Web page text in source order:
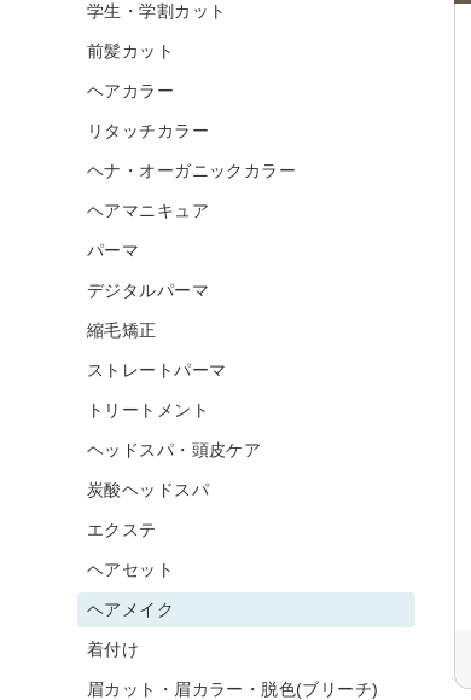
学生・学割カット
前髪カット
ヘアカラー
リタッチカラー
ヘナ・オーガニックカラー
ヘアマニキュア
パーマ
デジタルパーマ
縮毛矯正
ストレートパーマ
トリートメント
ヘッドスパ・頭皮ケア
炭酸ヘッドスパ
エクステ
ヘアセット
ヘアメイク
着付け
眉カット・眉カラー・脱色(ブリーチ)